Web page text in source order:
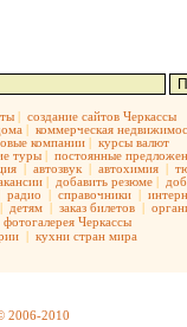
| создание сайтов Черкассы
| коммерческая
компании | курсы валют
туры | постоянные
| автозвук | автохимия |
| добавить резюме |
радио | справочники |
| детям | заказ билетов |
фотогалерея Черкассы
| кухни стран мира
2006-2010